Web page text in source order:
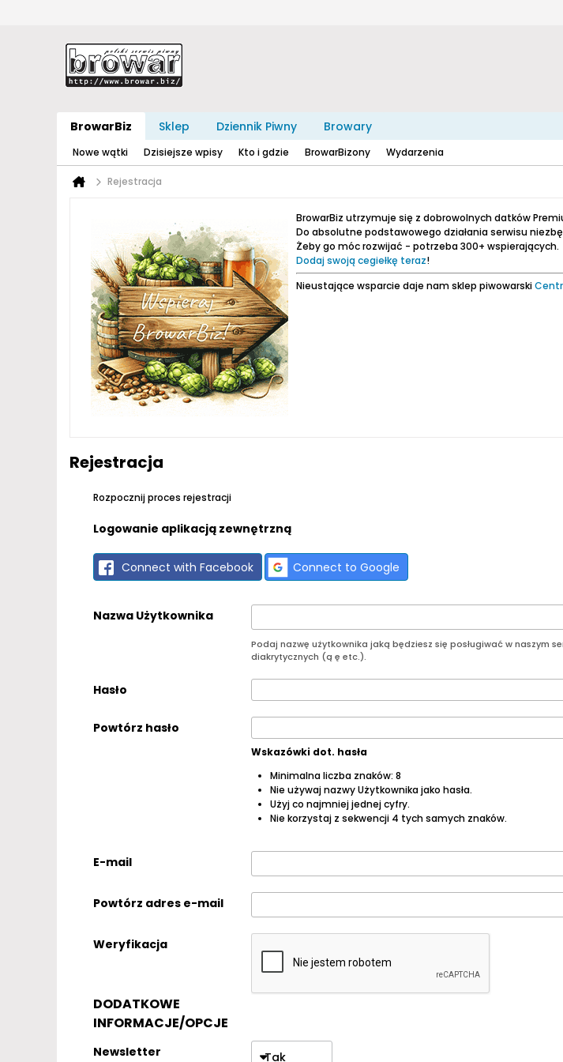
BrowarBiz Sklep Dziennik Piwny Browary
Nowe wątki Dzisiejsze wpisy Kto i gdzie BrowarBizony Wydarzenia
Rejestracja
BrowarBiz utrzymuje się z dobrowolnych datków
Do absolutne podstawowego działania serwisu
Żeby go móc rozwijać - potrzeba 300+ wspierających.
Dodaj swoją cegiełkę teraz!
Nieustające wsparcie daje nam sklep piwowarski
Rejestracja
Rozpocznij proces rejestracji
Logowanie aplikacją zewnętrzną
Connect with Facebook Connect to Google
Nazwa Użytkownika
Podaj nazwę użytkownika jaką będziesz się posługiwać w naszym
diakrytycznych (ą ę etc.).
Hasło
Powtórz hasło
Wskazówki dot. hasła
Minimalna liczba znaków: 8
Nie używaj nazwy Użytkownika jako hasła.
Użyj co najmniej jednej cyfry.
Nie korzystaj z sekwencji 4 tych samych znaków.
E-mail
Powtórz adres e-mail
Weryfikacja
DODATKOWE
INFORMACJE/OPCJE
Newsletter Tak